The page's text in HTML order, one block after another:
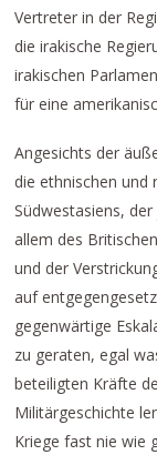
Vertreter in der
die irakische
irakischen
für eine
Angesichts der
die ethnischen und
Südwestasiens,
allem des
und der
auf
gegenwärtige
zu geraten, egal
beteiligten Kräfte
Militärgeschichte
Kriege fast nie wie